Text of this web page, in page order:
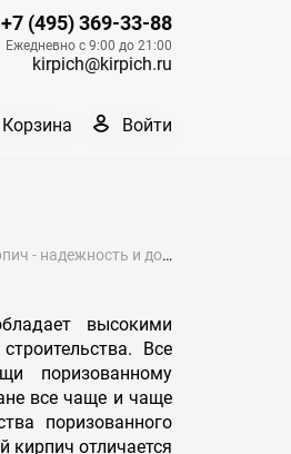
+7 (495) 369-33-88
Ежедневно с 9:00 до 21:00
kirpich@kirpich.ru
Корзина Войти
Поризованный кирпич - надежность и долговечность
высокими
Все
поризованному
все чаще и чаще
поризованного
кирпич отличается